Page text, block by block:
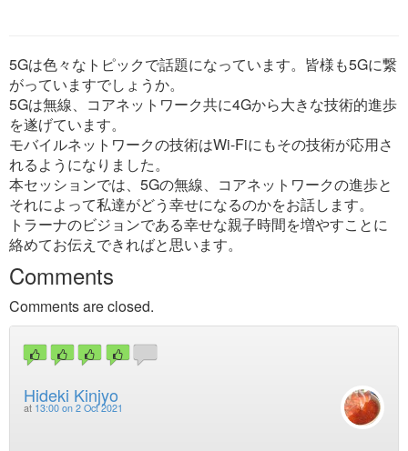
5Gは色々なトピックで話題になっています。皆様も5Gに繋
がっていますでしょうか。
5Gは無線、コアネットワーク共に4Gから大きな技術的進歩
を遂げています。
モバイルネットワークの技術はWi-Fiにもその技術が応用さ
れるようになりました。
本セッションでは、5Gの無線、コアネットワークの進歩と
それによって私達がどう幸せになるのかをお話します。
トラーナのビジョンである幸せな親子時間を増やすことに
絡めてお伝えできればと思います。
Comments
Comments are closed.
Hideki Kinjyo
at 13:00 on 2 Oct 2021